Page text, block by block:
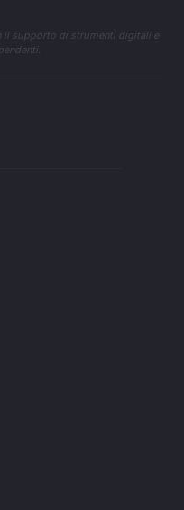
il supporto di strumenti digitali e